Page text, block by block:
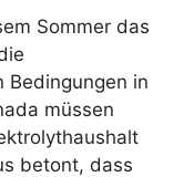
Sommer das
Bedingungen in
müssen
betont, dass